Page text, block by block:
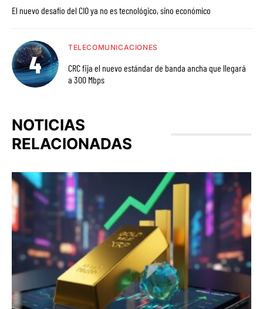
El nuevo desafío del CIO ya no es tecnológico, sino económico
TELECOMUNICACIONES
CRC fija el nuevo estándar de banda ancha que llegará
a 300 Mbps
NOTICIAS
RELACIONADAS